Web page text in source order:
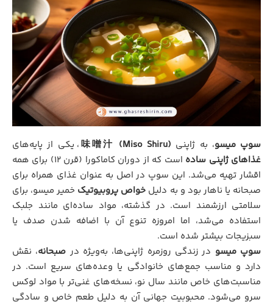
سوپ میسو، به ژاپنی 味噌汁 (Miso Shiru)، یکی از پایه‌های
غذاهای ژاپنی ساده
است که از دوران کاماکورا (قرن ۱۲) برای همه
اقشار تهیه می‌شد. این سوپ در اصل به عنوان غذای همراه برای
صبحانه یا ناهار بود و به دلیل خواص پروبیوتیک خمیر میسو، برای
سلامتی ارزشمند است. در گذشته، مواد ساده‌ای مانند جلبک
استفاده می‌شد، اما امروزه تنوع آن با اضافه شدن صدف یا
سبزیجات بیشتر شده است.
سوپ میسو در زندگی روزمره ژاپنی‌ها، به‌ویژه در صبحانه، نقش
دارد و مناسب جمع‌های خانوادگی یا وعده‌های سریع است. در
مناسبت‌های خاص مانند سال نو، نسخه‌های غنی‌تر با مواد لوکس
سرو می‌شود. محبوبیت جهانی آن به دلیل طعم خاص و سادگی